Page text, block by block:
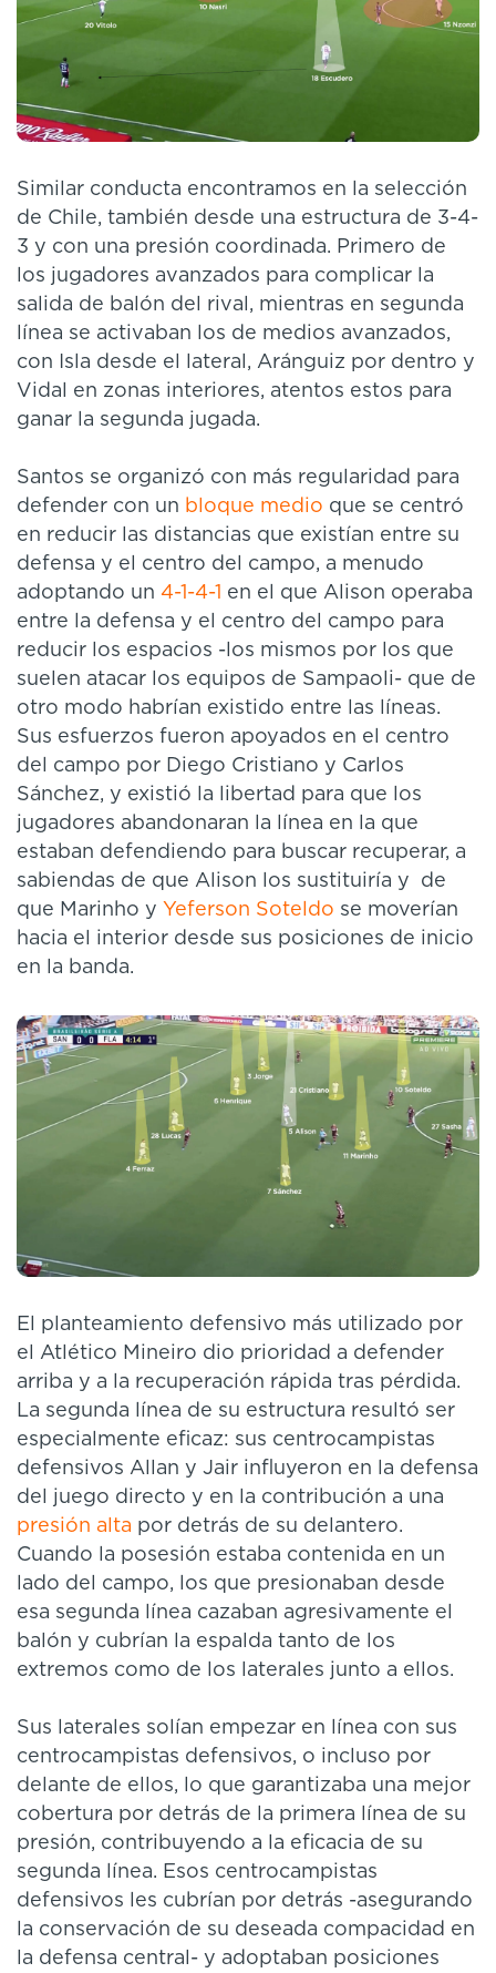
Similar conducta encontramos en la selección
de Chile, también desde una estructura de 3-4-
3 y con una presión coordinada. Primero de
los jugadores avanzados para complicar la
salida de balón del rival, mientras en segunda
línea se activaban los de medios avanzados,
con Isla desde el lateral, Aránguiz por dentro y
Vidal en zonas interiores, atentos estos para
ganar la segunda jugada.
Santos se organizó con más regularidad para
defender con un bloque medio que se centró
en reducir las distancias que existían entre su
defensa y el centro del campo, a menudo
adoptando un 4-1-4-1
en el que Alison operaba
entre la defensa y el centro del campo para
reducir los espacios -los mismos por los que
suelen atacar los equipos de Sampaoli- que de
otro modo habrían existido entre las líneas.
Sus esfuerzos fueron apoyados en el centro
del campo por Diego Cristiano y Carlos
Sánchez, y existió la libertad para que los
jugadores abandonaran la línea en la que
estaban defendiendo para buscar recuperar, a
sabiendas de que Alison los sustituiría y de
que Marinho y Yeferson Soteldo se moverían
hacia el interior desde sus posiciones de inicio
en la banda.
El planteamiento defensivo más utilizado por
el Atlético Mineiro dio prioridad a defender
arriba y a la recuperación rápida tras pérdida.
La segunda línea de su estructura resultó ser
especialmente eficaz: sus centrocampistas
defensivos Allan y Jair influyeron en la defensa
del juego directo y en la contribución a una
presión alta por detrás de su delantero.
Cuando la posesión estaba contenida en un
lado del campo, los que presionaban desde
esa segunda línea cazaban agresivamente el
balón y cubrían la espalda tanto de los
extremos como de los laterales junto a ellos.
Sus laterales solían empezar en línea con sus
centrocampistas defensivos, o incluso por
delante de ellos, lo que garantizaba una mejor
cobertura por detrás de la primera línea de su
presión, contribuyendo a la eficacia de su
segunda línea. Esos centrocampistas
defensivos les cubrían por detrás -asegurando
la conservación de su deseada compacidad en
la defensa central- y adoptaban posiciones